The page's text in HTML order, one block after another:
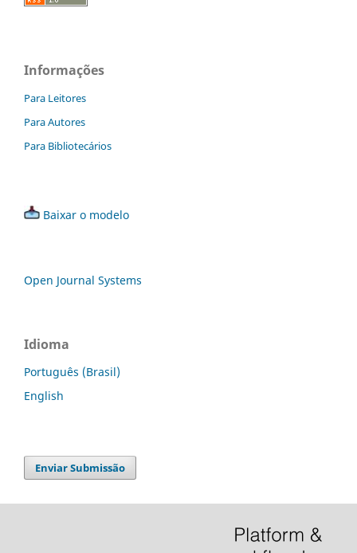
Informações
Para Leitores
Para Autores
Para Bibliotecários
Baixar o modelo
Open Journal Systems
Idioma
Português (Brasil)
English
Enviar Submissão